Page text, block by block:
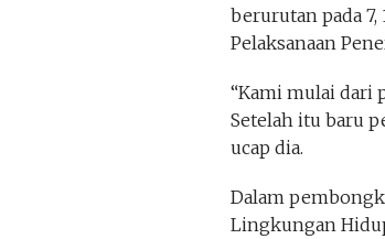
berurutan pada 7,
Pelaksanaan
“Kami mulai dari
Setelah itu baru
ucap dia.
Dalam
Lingkungan